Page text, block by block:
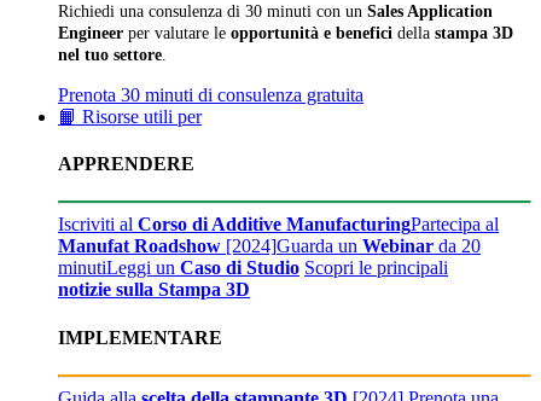
Richiedi una consulenza di 30 minuti con un Sales Application
Engineer per valutare le opportunità e benefici della stampa 3D
nel tuo settore
Prenota 30 minuti di consulenza gratuita
📙 Risorse utili per
APPRENDERE
Iscriviti al Corso di Additive ManufacturingPartecipa al
Manufat Roadshow [2024]Guarda un Webinar da 20
minutiLeggi un Caso di Studio Scopri le principali
notizie sulla Stampa 3D
IMPLEMENTARE